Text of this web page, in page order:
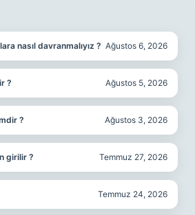
nasıl davranmalıyız ? Ağustos 6, 2026
? Ağustos 5, 2026
? Ağustos 3, 2026
girilir ? Temmuz 27, 2026
Temmuz 24, 2026